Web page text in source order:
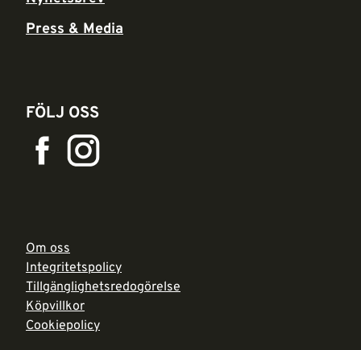
Press & Media
FÖLJ OSS
Om oss
Integritetspolicy
Tillgänglighetsredogörelse
Köpvillkor
Cookiepolicy